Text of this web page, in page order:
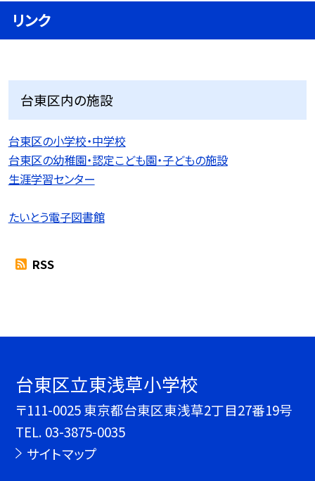
リンク
台東区内の施設
台東区の小学校・中学校
台東区の幼稚園・認定こども園・子どもの施設
生涯学習センター
たいとう電子図書館
RSS
台東区立東浅草小学校
〒111-0025 東京都台東区東浅草2丁目27番19号
TEL. 03-3875-0035
サイトマップ